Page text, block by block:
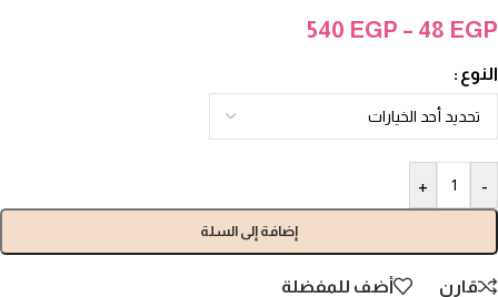
48 EGP
–
540 EGP
النوع
-
+
إضافة إلى السلة
قارن أضف للمفضلة